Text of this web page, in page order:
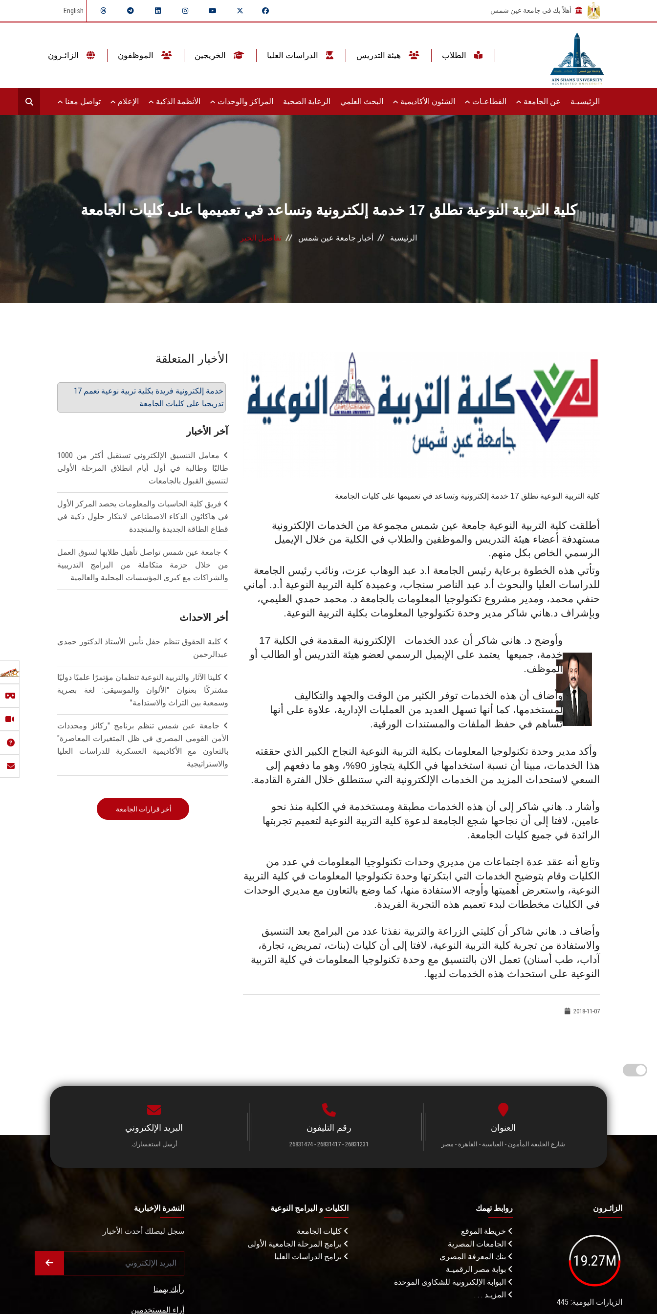
أهلاً بك في جامعة عين شمس English
الرئيسيـة عن الجامعة القطاعـات الشئون الأكاديمية البحث العلمي الرعاية الصحية المراكز والوحدات الأنظمة الذكية الإعلام تواصل معنا
كلية التربية النوعية تطلق 17 خدمة إلكترونية وتساعد في تعميمها على كليات الجامعة
الرئيسية أخبار جامعة عين شمس تفاصيل الخبر
كلية التربية النوعية تطلق 17 خدمة إلكترونية وتساعد في تعميمها على كليات الجامعة
أطلقت كلية التربية النوعية جامعة عين شمس مجموعة من الخدمات الإلكترونية
مستهدفة أعضاء هيئة التدريس والموظفين والطلاب في الكلية من خلال الإيميل
الرسمي الخاص بكل منهم.
وتأتي هذه الخطوة برعاية رئيس الجامعة ا.د عبد الوهاب عزت، ونائب رئيس الجامعة
للدراسات العليا والبحوث أ.د عبد الناصر سنجاب، وعميدة كلية التربية النوعية أ.د. أماني
حنفي محمد، ومدير مشروع تكنولوجيا المعلومات بالجامعة د. محمد حمدي العليمي،
وبإشراف د.هاني شاكر مدير وحدة تكنولوجيا المعلومات بكلية التربية النوعية.
وأوضح د. هاني شاكر أن عدد الخدمات الإلكترونية المقدمة في الكلية 17
خدمة، جميعها يعتمد على الإيميل الرسمي لعضو هيئة التدريس أو الطالب أو
الموظف.
وأضاف أن هذه الخدمات توفر الكثير من الوقت والجهد والتكاليف
لمستخدمها، كما أنها تسهل العديد من العمليات الإدارية، علاوة على أنها
تساهم في حفظ الملفات والمستندات الورقية.
وأكد مدير وحدة تكنولوجيا المعلومات بكلية التربية النوعية النجاح الكبير الذي حققته
هذا الخدمات، مبينا أن نسبة استخدامها في الكلية يتجاوز 90%، وهو ما دفعهم إلى
السعي لاستحداث المزيد من الخدمات الإلكترونية التي ستنطلق خلال الفترة القادمة.
وأشار د. هاني شاكر إلى أن هذه الخدمات مطبقة ومستخدمة في الكلية منذ نحو
عامين، لافتا إلى أن نجاحها شجع الجامعة لدعوة كلية التربية النوعية لتعميم تجربتها
الرائدة في جميع كليات الجامعة.
وتابع أنه عقد عدة اجتماعات من مديري وحدات تكنولوجيا المعلومات في عدد من
الكليات وقام بتوضيح الخدمات التي ابتكرتها وحدة تكنولوجيا المعلومات في كلية التربية
النوعية، واستعرض أهميتها وأوجه الاستفادة منها، كما وضع بالتعاون مع مديري الوحدات
في الكليات مخططات لبدء تعميم هذه التجربة الفريدة.
وأضاف د. هاني شاكر أن كليتي الزراعة والتربية نفذتا عدد من البرامج بعد التنسيق
والاستفادة من تجربة كلية التربية النوعية، لافتا إلى أن كليات (بنات، تمريض، تجارة،
آداب، طب أسنان) تعمل الان بالتنسيق مع وحدة تكنولوجيا المعلومات في كلية التربية
النوعية على استحداث هذه الخدمات لديها.
2018-11-07
الأخبار المتعلقة
17 خدمة إلكترونية فريدة بكلية تربية نوعية تعمم
تدريجيا على كليات الجامعة
آخر الأخبار
معامل التنسيق الإلكتروني تستقبل أكثر من 1000
طالبًا وطالبة في أول أيام انطلاق المرحلة الأولى
لتنسيق القبول بالجامعات
فريق كلية الحاسبات والمعلومات يحصد المركز الأول
في هاكاثون الذكاء الاصطناعي لابتكار حلول ذكية في
قطاع الطاقة الجديدة والمتجددة
جامعة عين شمس تواصل تأهيل طلابها لسوق العمل
من خلال حزمة متكاملة من البرامج التدريبية
والشراكات مع كبرى المؤسسات المحلية والعالمية
أخر الاحداث
كلية الحقوق تنظم حفل تأبين الأستاذ الدكتور حمدي
عبدالرحمن
كليتا الآثار والتربية النوعية تنظمان مؤتمرًا علميًا دوليًا
مشتركًا بعنوان "الألوان والموسيقى: لغة بصرية
وسمعية بين التراث والاستدامة"
جامعة عين شمس تنظم برنامج "ركائز ومحددات
الأمن القومي المصري في ظل المتغيرات المعاصرة"
بالتعاون مع الأكاديمية العسكرية للدراسات العليا
والاستراتيجية
أخر قرارات الجامعة
العنوان
شارع الخليفة المأمون - العباسية - القاهرة - مصر
رقم التليفون
26831231 - 26831417 - 26831474
البريد الإلكتروني
أرسل استفسارك.
الزائـرون
19.27M
الزيارات اليومية: 445
روابط تهمك
خريطة الموقع
الجامعات المصرية
بنك المعرفة المصري
بوابة مصر الرقميـة
البوابة الإلكترونية للشكاوى الموحدة
المزيـد . . .
الكليات و البرامج النوعية
كليات الجامعة
برامج المرحلة الجامعية الأولى
برامج الدراسات العليا
النشرة الإخبارية
سجل ليصلك أحدث الأخبار
رأيك يهمنا
أراء المستخدمين